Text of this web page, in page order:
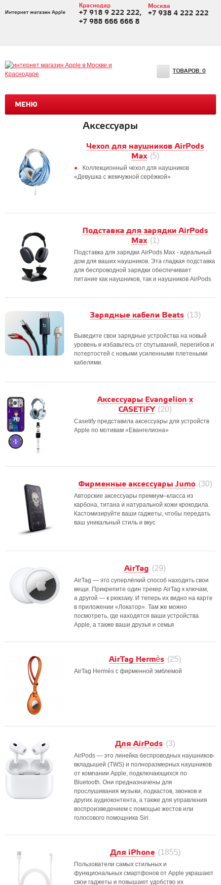
Интернет магазин Apple
Краснодар
+7 918 9 222 222,
+7 988 666 666 8
Москва
+7 938 4 222 222
МЕНЮ
ТОВАРОВ: 0
Аксессуары
Чехол для наушников AirPods
Max (5)
Коллекционный чехол для наушников
«Девушка с жемчужной серёжкой»
Подставка для зарядки AirPods
Мах (1)
Подставка для зарядки AirPods Мах - идеальный
дом для ваших наушников. Эта гладкая подставка
для беспроводной зарядки обеспечивает
питание как наушников, так и наушников AirPods
Зарядные кабели Beats (13)
Выведите свои зарядные устройства на новый
уровень и избавьтесь от спутываний, перегибов и
потертостей с новыми усиленными плетеными
кабелями.
Аксессуары Evangelion x
CASETiFY (20)
Casetify представила аксессуары для устройств
Apple по мотивам «Евангелиона»
Фирменные аксессуары Jumo (30)
Авторские аксессуары премиум–класса из
карбона, титана и натуральной кожи крокодила.
Кастомизируйте ваши гаджеты, чтобы передать
ваш уникальный стиль и вкус
AirTag (29)
AirTag — это суперлёгкий способ находить свои
вещи. Прикрепите один трекер AirTag к ключам,
а другой — к рюкзаку. И теперь их видно на карте
в приложении «Локатор». Там же можно
посмотреть, где находятся ваши устройства
Apple, а также ваши друзья и семья
AirTag Hermès (25)
AirTag Hermès с фирменной эмблемой
Для AirPods (3)
AirPods — это линейка беспроводных наушников-
вкладышей (TWS) и полноразмерных наушников
от компании Apple, подключающихся по
Bluetooth. Они предназначены для
прослушивания музыки, подкастов, звонков и
других аудиоконтента, а также для управления
воспроизведением с помощью жестов или
голосового помощника Siri.
Для iPhone (1855)
Пользователи самых стильных и
функциональных смартфонов от Apple украшают
свои гаджеты и повышают удобство их